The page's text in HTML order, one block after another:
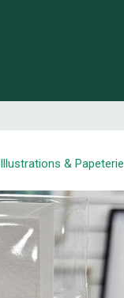
Illustrations & Papeterie